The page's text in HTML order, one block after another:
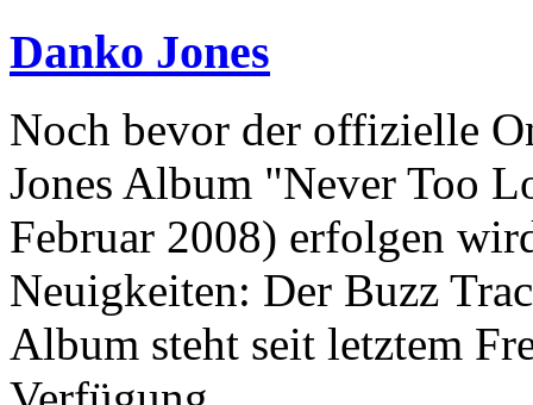
Danko Jones
Noch bevor der offizielle
Jones Album "Never Too
Februar 2008) erfolgen
Neuigkeiten: Der Buzz
Album steht seit letztem